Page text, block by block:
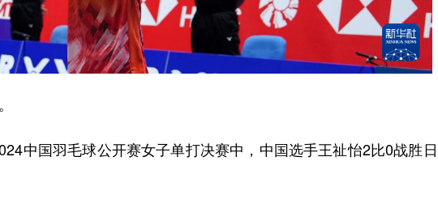
中国羽毛球公开赛女子单打决赛中，中国选手王祉怡2比0战胜